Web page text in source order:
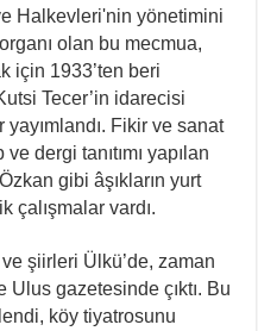
Halkevleri'nin yönetimini
olan bu mecmua,
için 1933’ten beri
Tecer’in idarecisi
Fikir ve sanat
dergi tanıtımı yapılan
gibi âşıkların yurt
çalışmalar vardı.
ve şiirleri Ülkü’de, zaman
gazetesinde çıktı. Bu
köy tiyatrosunu